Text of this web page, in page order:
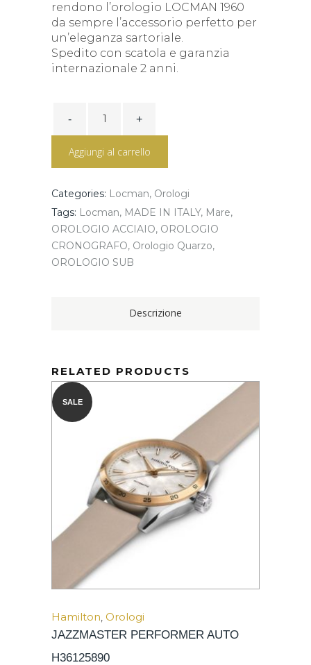
rendono l’orologio LOCMAN 1960
da sempre l’accessorio perfetto per
un’eleganza sartoriale.
Spedito con scatola e garanzia
internazionale 2 anni.
FASI
0256R05R-
Aggiungi al carrello
Categories: Locman, Orologi
Tags: Locman, MADE IN ITALY, Mare,
OROLOGIO ACCIAIO, OROLOGIO
CRONOGRAFO, Orologio Quarzo,
OROLOGIO SUB
Descrizione
RELATED PRODUCTS
SALE
Hamilton, Orologi
JAZZMASTER PERFORMER AUTO
H36125890